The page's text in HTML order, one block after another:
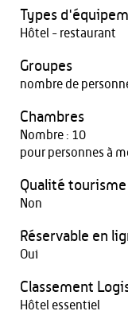
Types
Hôtel - restaurant
Groupes
nombre de
Chambres
Nombre : 10
pour personnes à
Qualité tourisme
Non
Réservable en
Oui
Classement
Hôtel essentiel